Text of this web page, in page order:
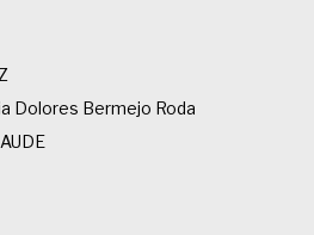
Dolores Bermejo Roda